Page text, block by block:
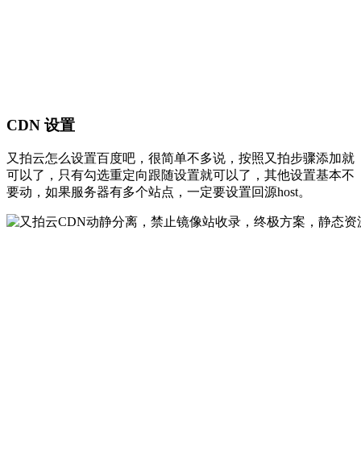
CDN 设置
又拍云怎么设置百度吧，很简单不多说，按照又拍步骤添加就
可以了，只有勾选重定向跟随设置就可以了，其他设置基本不
要动，如果服务器有多个站点，一定要设置回源host。